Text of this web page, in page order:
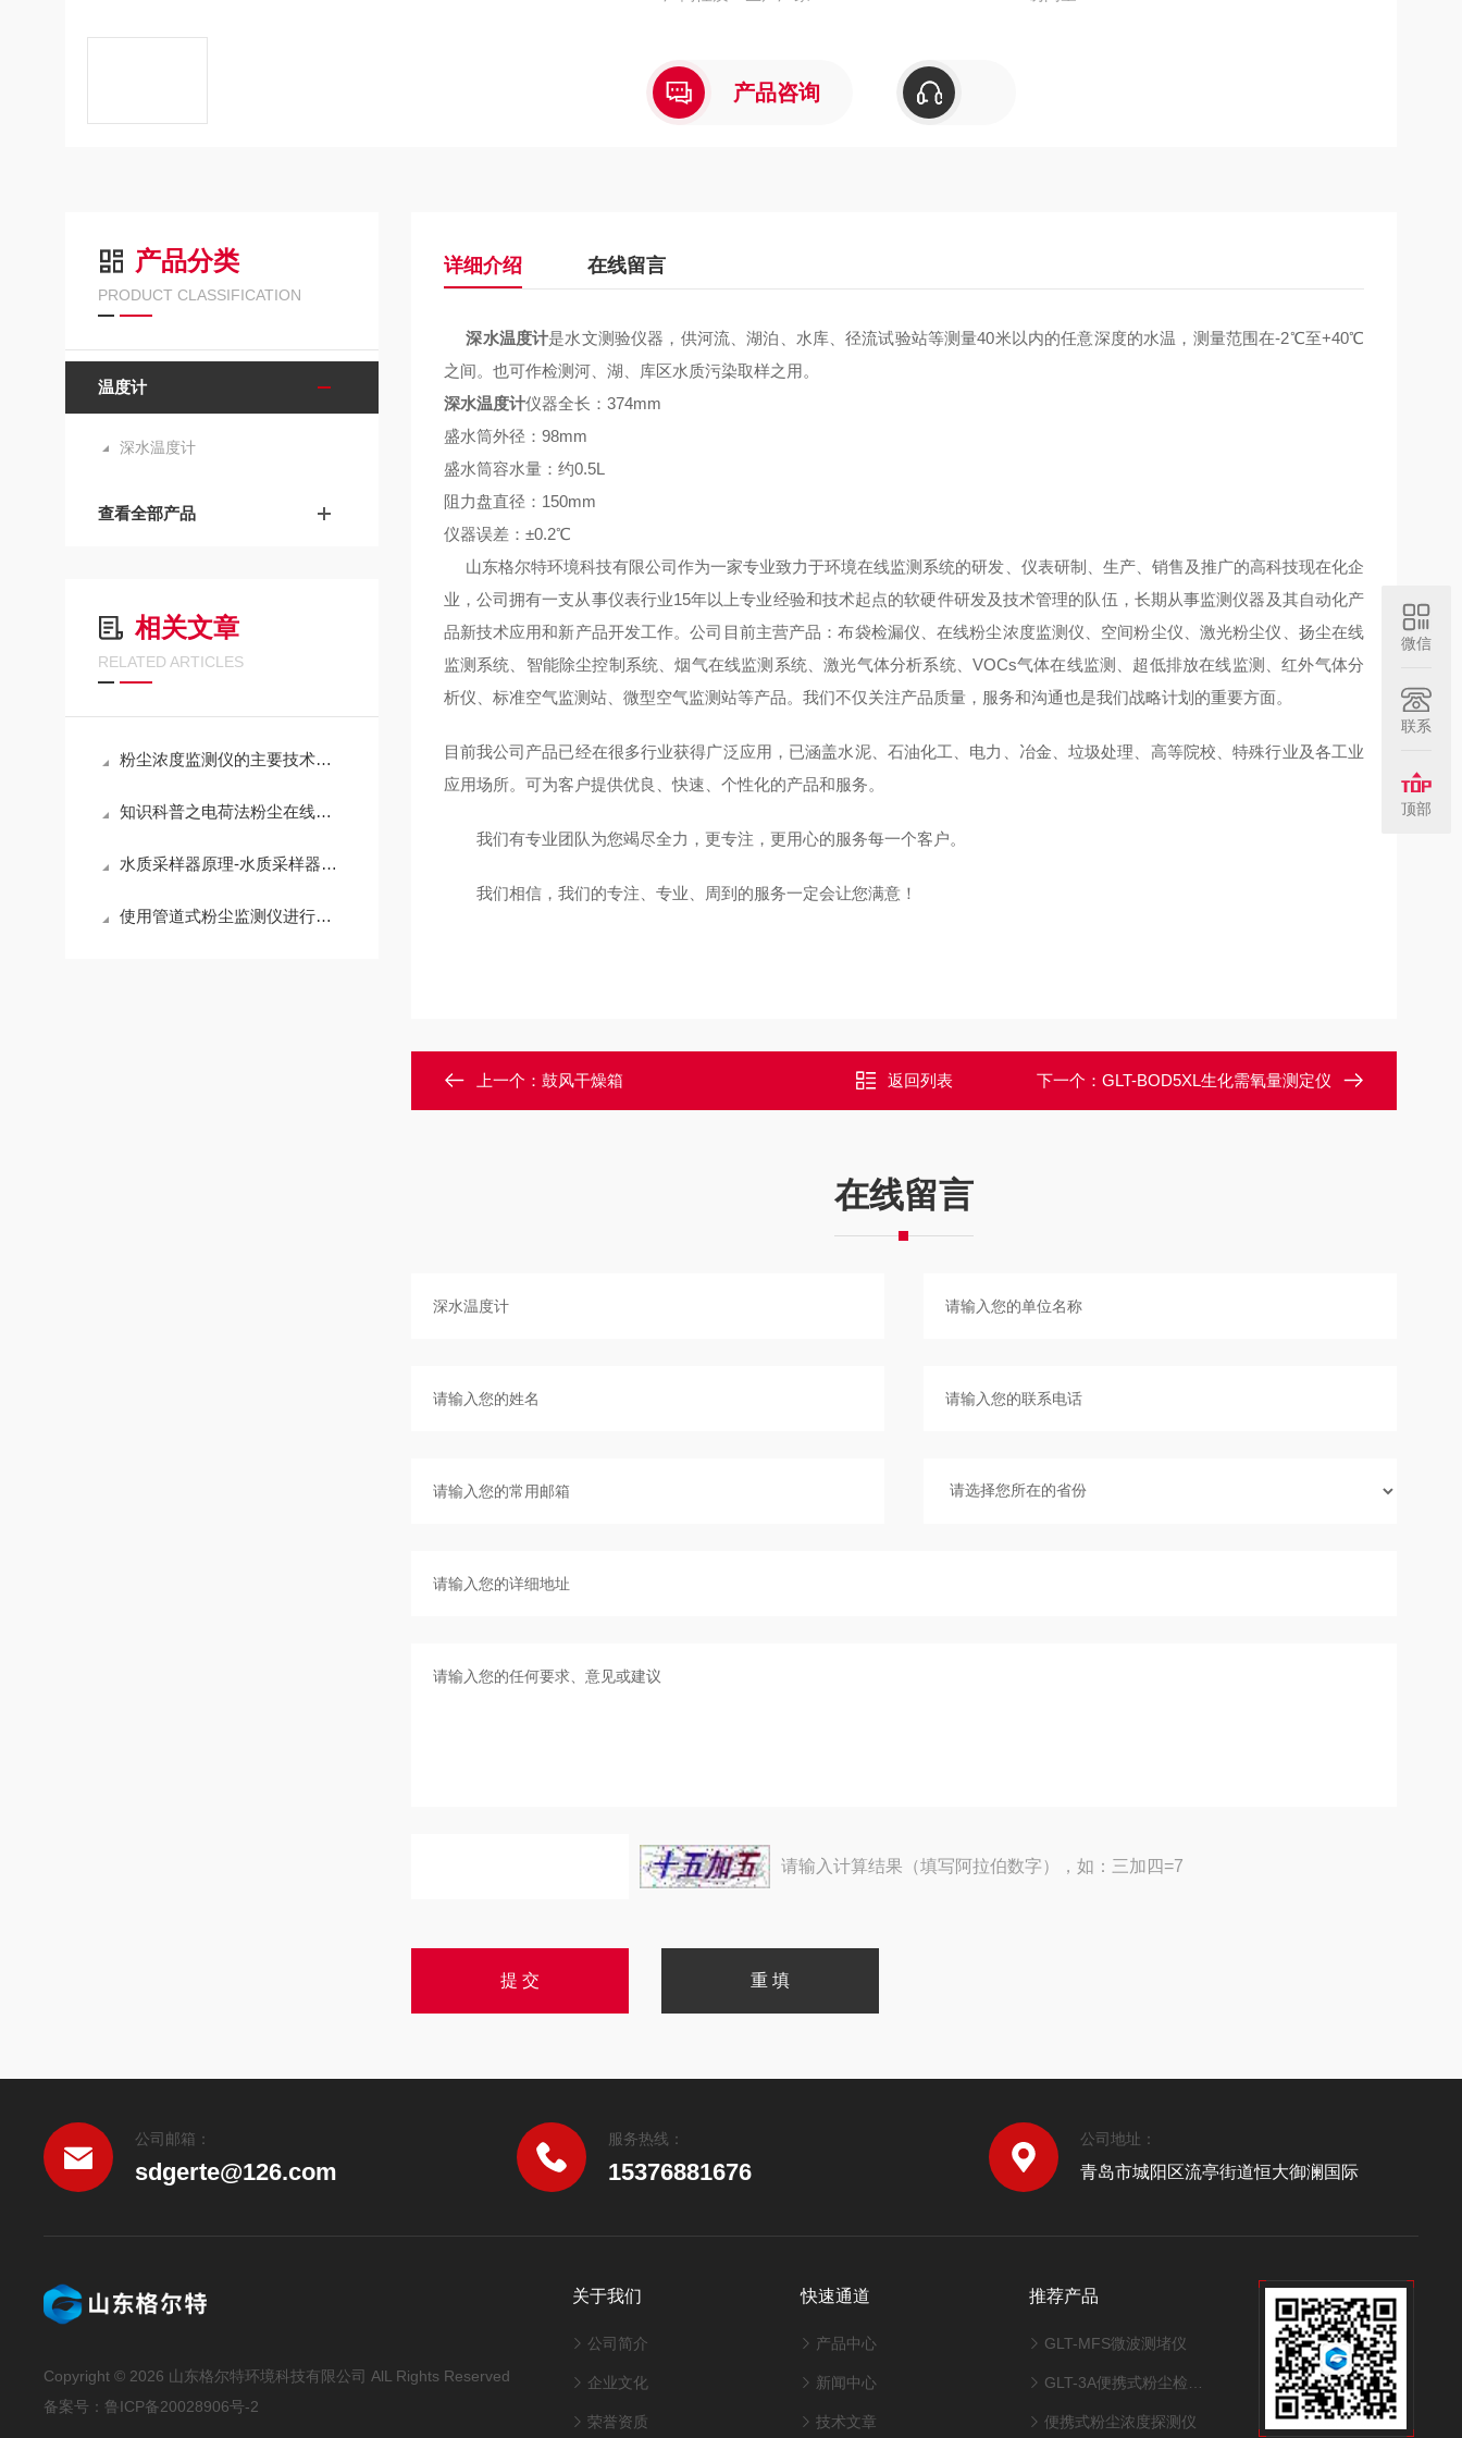
产品咨询
产品分类
PRODUCT CLASSIFICATION
温度计
深水温度计
查看全部产品
相关文章
RELATED ARTICLES
粉尘浓度监测仪的主要技术特点采用激光光源
知识科普之电荷法粉尘在线检测仪
水质采样器原理-水质采样器使用方法、作用、组成介绍
使用管道式粉尘监测仪进行监测时的具体步骤
详细介绍 在线留言
深水温度计是水文测验仪器，供河流、湖泊、水库、径流试验站等测量40米以内的任意深度的水温，测量范围在-2℃至+40℃
之间。也可作检测河、湖、库区水质污染取样之用。
深水温度计仪器全长：374mm
盛水筒外径：98mm
盛水筒容水量：约0.5L
阻力盘直径：150mm
仪器误差：±0.2℃
山东格尔特环境科技有限公司作为一家专业致力于环境在线监测系统的研发、仪表研制、生产、销售及推广的高科技现在化企
业，公司拥有一支从事仪表行业15年以上专业经验和技术起点的软硬件研发及技术管理的队伍，长期从事监测仪器及其自动化产
品新技术应用和新产品开发工作。公司目前主营产品：布袋检漏仪、在线粉尘浓度监测仪、空间粉尘仪、激光粉尘仪、扬尘在线
监测系统、智能除尘控制系统、烟气在线监测系统、激光气体分析系统、VOCs气体在线监测、超低排放在线监测、红外气体分
析仪、标准空气监测站、微型空气监测站等产品。我们不仅关注产品质量，服务和沟通也是我们战略计划的重要方面。
目前我公司产品已经在很多行业获得广泛应用，已涵盖水泥、石油化工、电力、冶金、垃圾处理、高等院校、特殊行业及各工业
应用场所。可为客户提供优良、快速、个性化的产品和服务。
我们有专业团队为您竭尽全力，更专注，更用心的服务每一个客户。
我们相信，我们的专注、专业、周到的服务一定会让您满意！
上一个： 鼓风干燥箱 返回列表 下一个： GLT-BOD5XL生化需氧量测定仪
在线留言
请输入计算结果（填写阿拉伯数字），如：三加四=7
公司邮箱：
sdgerte@126.com
服务热线：
15376881676
公司地址：
青岛市城阳区流亭街道恒大御澜国际
Copyright © 2026 山东格尔特环境科技有限公司 AlL Rights Reserved
备案号：鲁ICP备20028906号-2
关于我们
公司简介
企业文化
荣誉资质
快速通道
产品中心
新闻中心
技术文章
推荐产品
GLT-MFS微波测堵仪
GLT-3A便携式粉尘检测仪
便携式粉尘浓度探测仪
微信
联系
顶部